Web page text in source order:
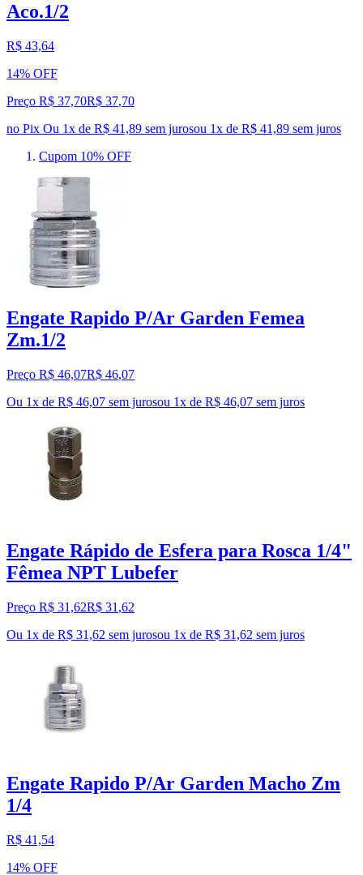
Aco.1/2
R$ 43,64
14% OFF
Preço R$ 37,70R$ 37,70
no Pix Ou 1x de R$ 41,89 sem jurosou 1x de R$ 41,89 sem juros
Cupom 10% OFF
Engate Rapido P/Ar Garden Femea
Zm.1/2
Preço R$ 46,07R$ 46,07
Ou 1x de R$ 46,07 sem jurosou 1x de R$ 46,07 sem juros
Engate Rápido de Esfera para Rosca 1/4"
Fêmea NPT Lubefer
Preço R$ 31,62R$ 31 ,62
Ou 1x de R$ 31,62 sem jurosou 1x de R$ 31,62 sem juros
Engate Rapido P/Ar Garden Macho Zm
1/4
R$ 41,54
14% OFF